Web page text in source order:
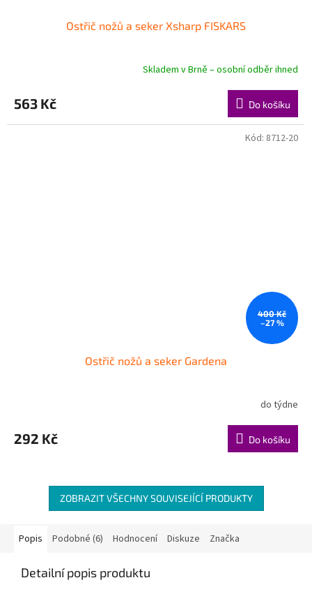
Ostřič nožů a seker Xsharp FISKARS
Skladem v Brně – osobní odběr ihned
563 Kč Do košíku
400 Kč
–27 %
Ostřič nožů a seker Gardena
do týdne
292 Kč Do košíku
Kód: 8712-20
ZOBRAZIT VŠECHNY SOUVISEJÍCÍ PRODUKTY
Popis Podobné (6) Hodnocení Diskuze Značka
Detailní popis produktu